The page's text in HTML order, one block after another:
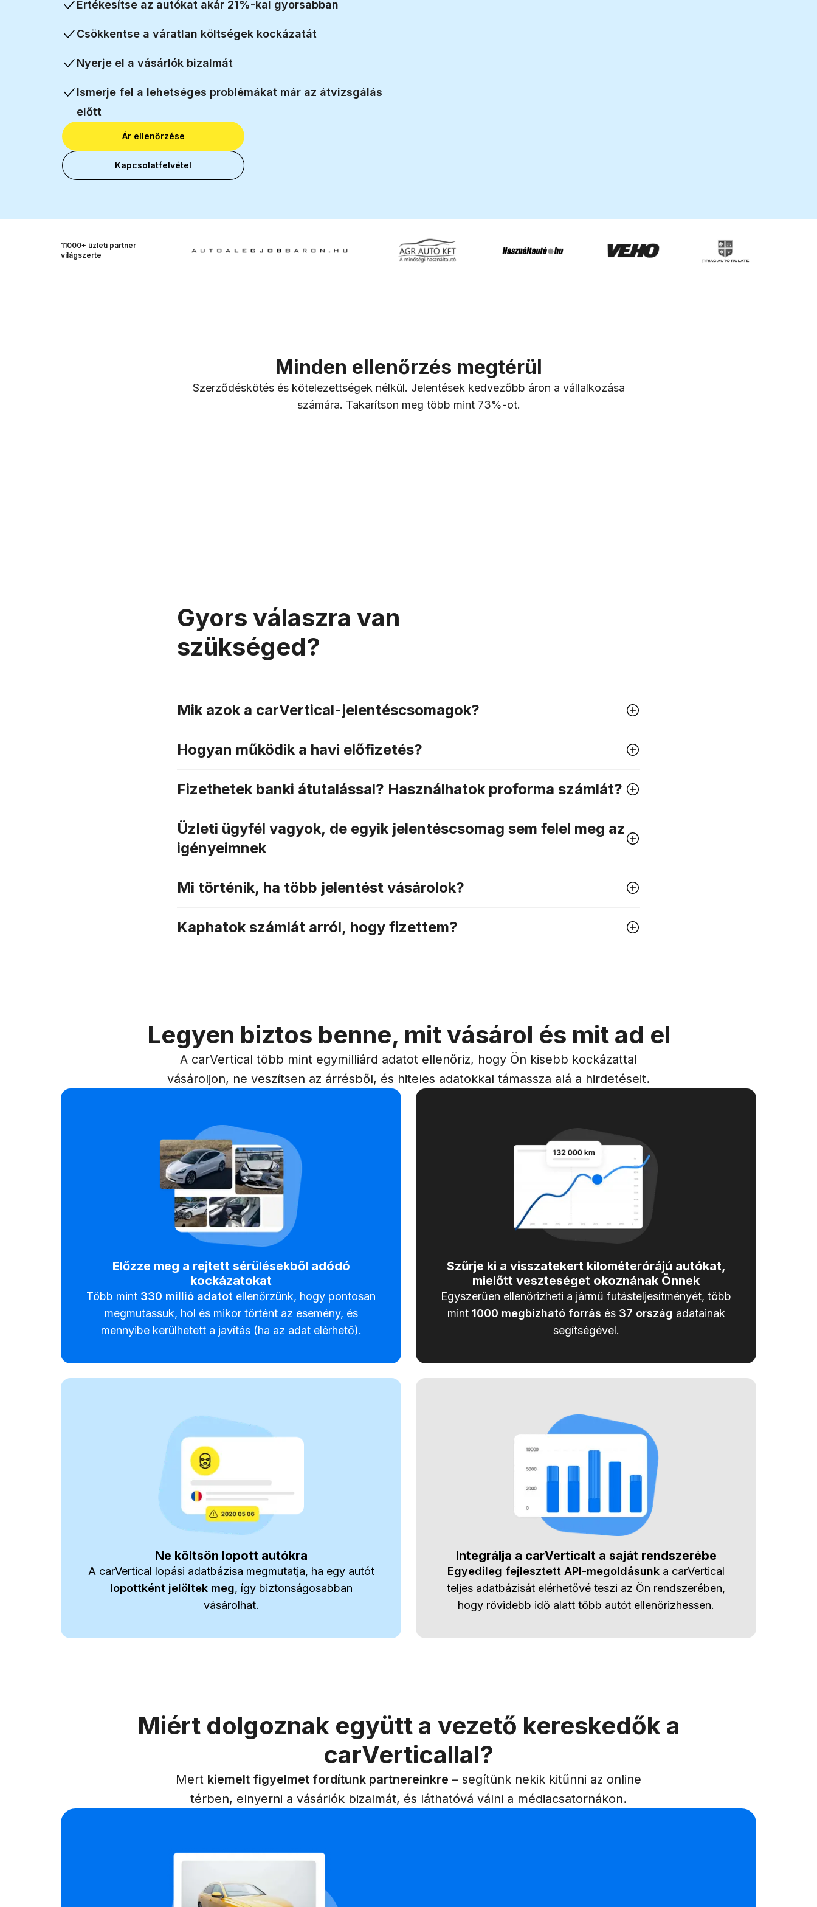
Értékesítse az autókat akár 21%-kal gyorsabban
Csökkentse a váratlan költségek kockázatát
Nyerje el a vásárlók bizalmát
Ismerje fel a lehetséges problémákat már az átvizsgálás
előtt
Ár ellenőrzése
Kapcsolatfelvétel
44%
Sérült járművek globális
38
11000+ üzleti partner
világszerte
Minden ellenőrzés megtérül
Szerződéskötés és kötelezettségek nélkül. Jelentések kedvezőbb áron a vállalkozása
számára. Takarítson meg több mint 73%-ot.
Gyors válaszra van
szükséged?
Mik azok a carVertical-jelentéscsomagok?
Hogyan működik a havi előfizetés?
Fizethetek banki átutalással? Használhatok proforma számlát?
Üzleti ügyfél vagyok, de egyik jelentéscsomag sem felel meg az
igényeimnek
Mi történik, ha több jelentést vásárolok?
Kaphatok számlát arról, hogy fizettem?
Legyen biztos benne, mit vásárol és mit ad el
A carVertical több mint egymilliárd adatot ellenőriz, hogy Ön kisebb kockázattal
vásároljon, ne veszítsen az árrésből, és hiteles adatokkal támassza alá a hirdetéseit.
Előzze meg a rejtett sérülésekből adódó
kockázatokat
Több mint 330 millió adatot ellenőrzünk, hogy pontosan
megmutassuk, hol és mikor történt az esemény, és
mennyibe kerülhetett a javítás (ha az adat elérhető).
Szűrje ki a visszatekert kilométerórájú autókat,
mielőtt veszteséget okoznának Önnek
Egyszerűen ellenőrizheti a jármű futásteljesítményét, több
mint 1000 megbízható forrás és 37 ország adatainak
segítségével.
Ne költsön lopott autókra
A carVertical lopási adatbázisa megmutatja, ha egy autót
lopottként jelöltek meg, így biztonságosabban
vásárolhat.
Integrálja a carVerticalt a saját rendszerébe
Egyedileg fejlesztett API-megoldásunk a carVertical
teljes adatbázisát elérhetővé teszi az Ön rendszerében,
hogy rövidebb idő alatt több autót ellenőrizhessen.
Miért dolgoznak együtt a vezető kereskedők a
carVerticallal?
Mert kiemelt figyelmet fordítunk partnereinkre – segítünk nekik kitűnni az online
térben, elnyerni a vásárlók bizalmát, és láthatóvá válni a médiacsatornákon.